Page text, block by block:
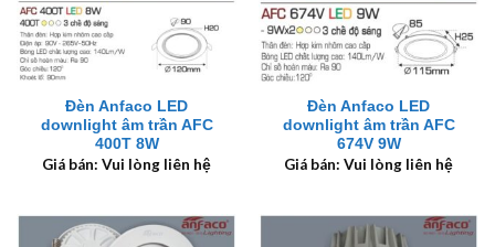
Đèn Anfaco LED
downlight âm trần AFC
400T 8W
Giá bán: Vui lòng liên hệ
Đèn Anfaco LED
downlight âm trần AFC
674V 9W
Giá bán: Vui lòng liên hệ